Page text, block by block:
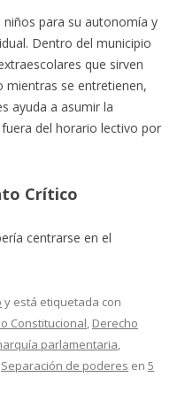
niños para su autonomía y
Dentro del municipio
que sirven
se entretienen,
ayuda a asumir la
del horario lectivo por
Crítico
centrarse en el
y está etiquetada con
Constitucional, Derecho
parlamentaria,
Separación de poderes en 5